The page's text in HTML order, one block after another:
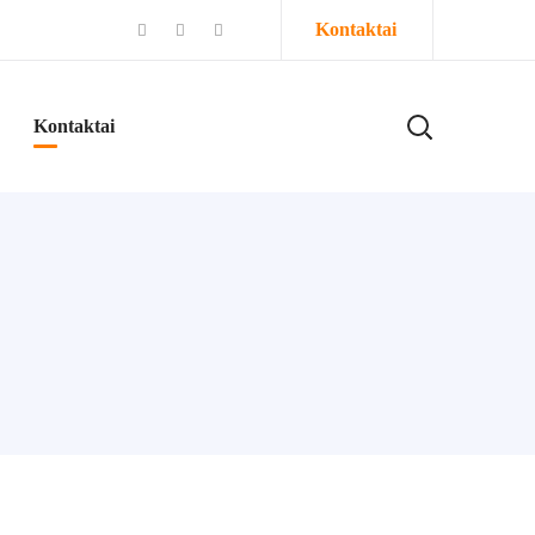
Kontaktai
Kontaktai